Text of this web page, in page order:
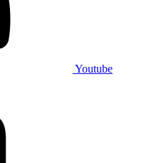
Youtube